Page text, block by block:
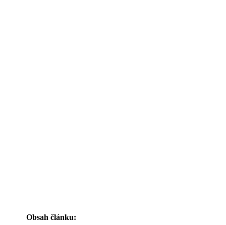
Obsah článku: